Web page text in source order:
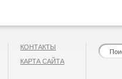
КОНТАКТЫ
КАРТА САЙТА